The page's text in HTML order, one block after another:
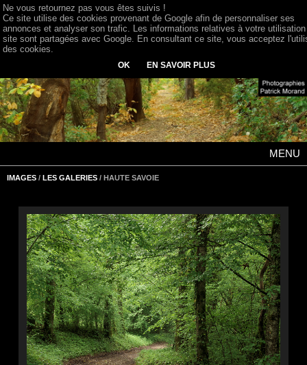
MENU
IMAGES / LES GALERIES / HAUTE SAVOIE
Ne vous retournez pas vous êtes suivis !
Ce site utilise des cookies provenant de Google afin de personnaliser ses
annonces et analyser son trafic. Les informations relatives à votre
site sont partagées avec Google. En consultant ce site, vous acceptez
des cookies.
OK EN SAVOIR PLUS